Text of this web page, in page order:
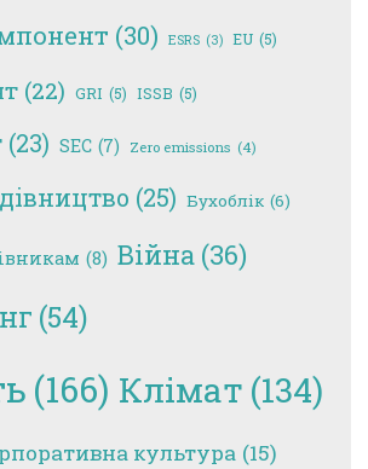
(30) ESRS (3) EU (5)
(22) GRI (5) ISSB (5)
(23) SEC (7) Zero emissions (4)
(25) Бухоблік (6)
(8) Війна (36)
(54)
(166) Клімат (134)
культура (15)